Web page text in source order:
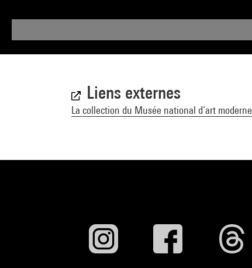
Liens externes
La collection du Musée national d’art moderne